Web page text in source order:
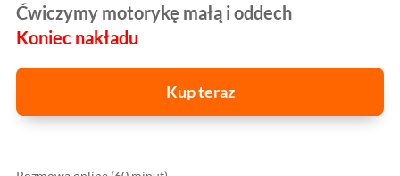
Ćwiczymy motorykę małą i oddech
Koniec nakładu
Kup teraz